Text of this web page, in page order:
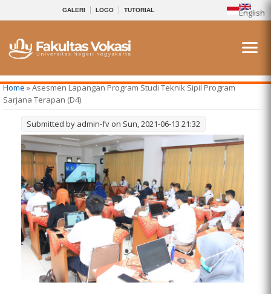
English
GALERI LOGO TUTORIAL
You are here
Home» Asesmen Lapangan Program Studi Teknik Sipil Program
Sarjana Terapan (D4)
Submitted by admin-fv on Sun, 2021-06-13 21:32